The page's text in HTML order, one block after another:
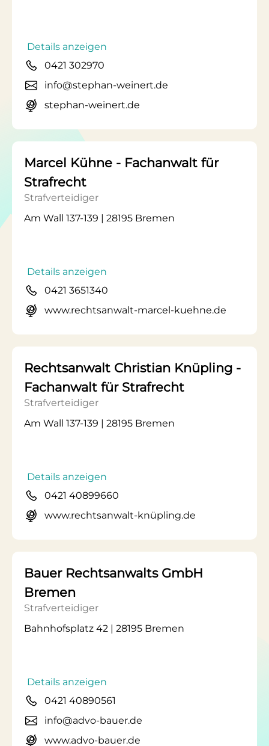
Details anzeigen
0421 302970
info@stephan-weinert.de
stephan-weinert.de
Marcel Kühne - Fachanwalt für
Strafrecht
Strafverteidiger
Am Wall 137-139 | 28195 Bremen
Details anzeigen
0421 3651340
www.rechtsanwalt-marcel-kuehne.de
Rechtsanwalt Christian Knüpling -
Fachanwalt für Strafrecht
Strafverteidiger
Am Wall 137-139 | 28195 Bremen
Details anzeigen
0421 40899660
www.rechtsanwalt-knüpling.de
Bauer Rechtsanwalts GmbH
Bremen
Strafverteidiger
Bahnhofsplatz 42 | 28195 Bremen
Details anzeigen
0421 40890561
info@advo-bauer.de
www.advo-bauer.de